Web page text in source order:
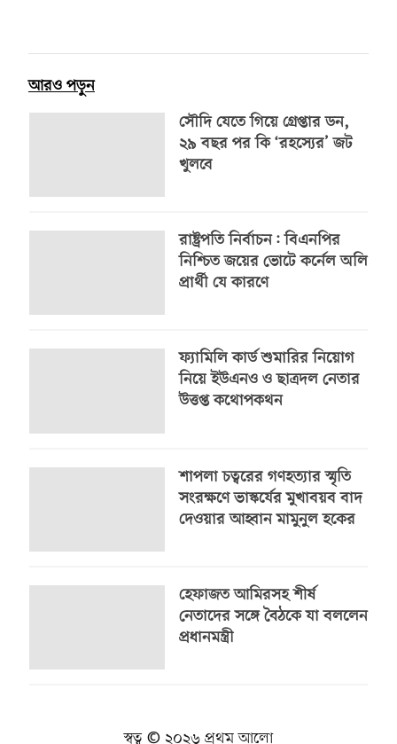
আরও পড়ুন
সৌদি যেতে গিয়ে গ্রেপ্তার ডন,
২৯ বছর পর কি ‘রহস্যের’ জট
খুলবে
রাষ্ট্রপতি নির্বাচন: বিএনপির
নিশ্চিত জয়ের ভোটে কর্নেল অলি
প্রার্থী যে কারণে
ফ্যামিলি কার্ড শুমারির নিয়োগ
নিয়ে ইউএনও ও ছাত্রদল নেতার
উত্তপ্ত কথোপকথন
শাপলা চত্বরের গণহত্যার স্মৃতি
সংরক্ষণে ভাস্কর্যের মুখাবয়ব বাদ
দেওয়ার আহ্বান মামুনুল হকের
হেফাজত আমিরসহ শীর্ষ
নেতাদের সঙ্গে বৈঠকে যা বললেন
প্রধানমন্ত্রী
স্বত্ব © ২০২৬ প্রথম আলো